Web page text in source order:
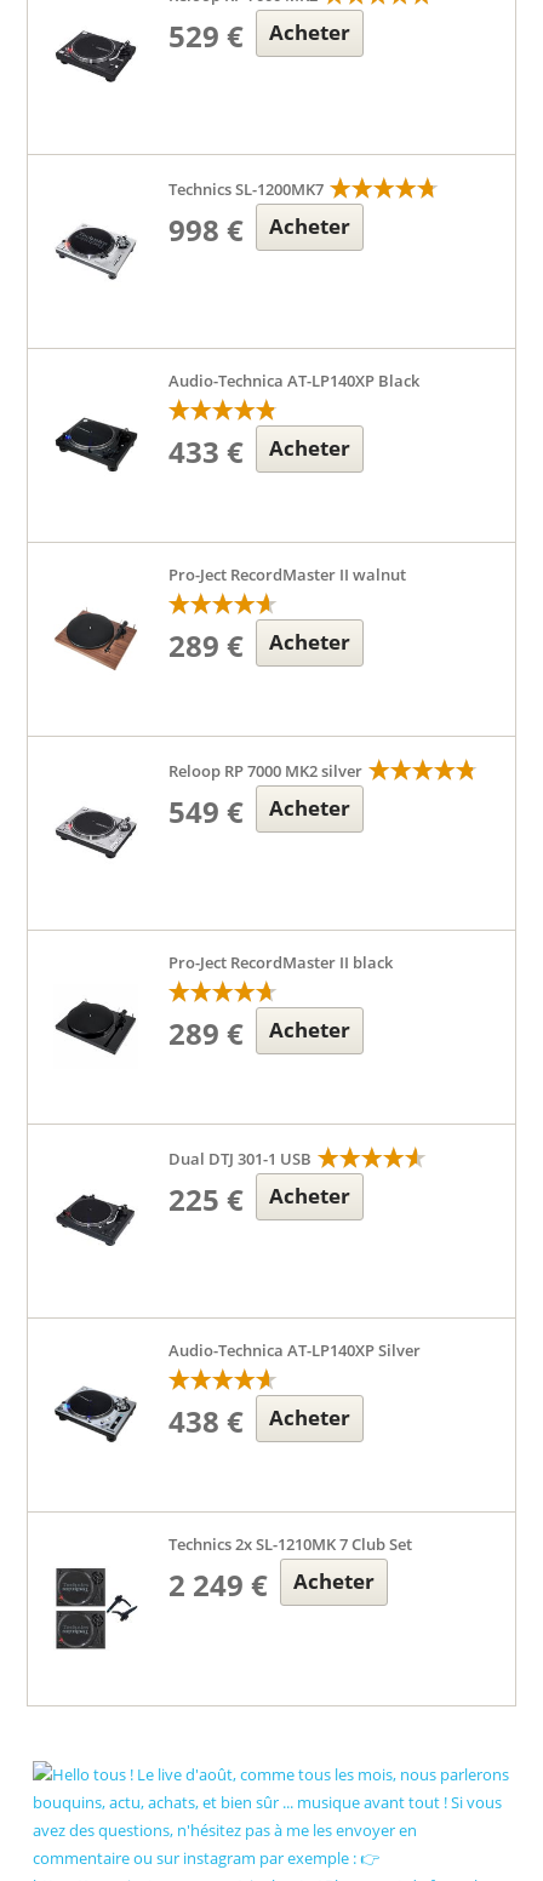
529 € Acheter
Technics SL-1200MK7
998 € Acheter
Audio-Technica AT-LP140XP Black
433 € Acheter
Pro-Ject RecordMaster II walnut
289 € Acheter
Reloop RP 7000 MK2 silver
549 € Acheter
Pro-Ject RecordMaster II black
289 € Acheter
Dual DTJ 301-1 USB
225 € Acheter
Audio-Technica AT-LP140XP Silver
438 € Acheter
Technics 2x SL-1210MK 7 Club Set
2 249 € Acheter